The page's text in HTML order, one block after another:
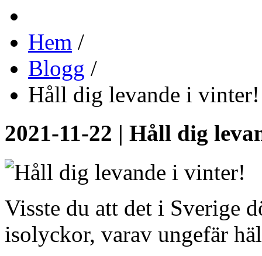
Hem /
Blogg /
Håll dig levande i vinter!
2021-11-22 | Håll dig
Visste du att det i Sverige
isolyckor, varav ungefär